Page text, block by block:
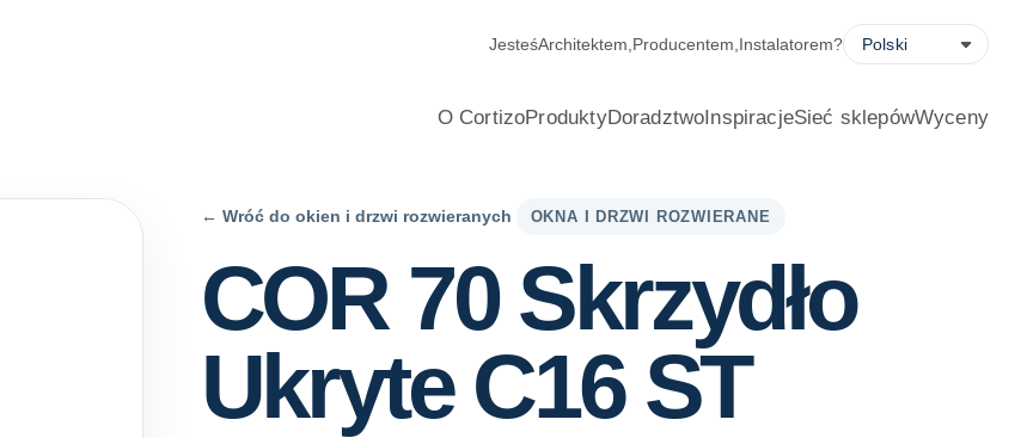
do domów, z profesjonalnym doradztwem, kalkulatorem oszczędności energii, formularzem wyceny i wyszukiwarką
JesteśArchitektem Producentem Instalatorem?
O CortizoProduktyDoradztwoInspiracjeSieć sklepówWyceny
← Wróć do okien i drzwi rozwieranych OKNA I DRZWI ROZWIERANE
COR 70 Skrzydło
Ukryte C16 ST